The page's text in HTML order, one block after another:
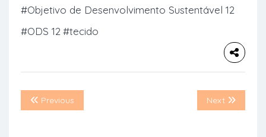
#Objetivo de Desenvolvimento Sustentável 12
#ODS 12#tecido
Previous Next